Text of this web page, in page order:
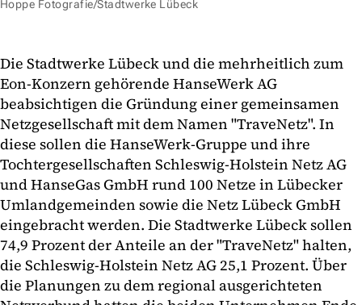
Hoppe Fotografie/Stadtwerke Lübeck
Die Stadtwerke Lübeck und die mehrheitlich zum
Eon-Konzern gehörende HanseWerk AG
beabsichtigen die Gründung einer gemeinsamen
Netzgesellschaft mit dem Namen "TraveNetz". In
diese sollen die HanseWerk-Gruppe und ihre
Tochtergesellschaften Schleswig-Holstein Netz AG
und HanseGas GmbH rund 100 Netze in Lübecker
Umlandgemeinden sowie die Netz Lübeck GmbH
eingebracht werden. Die Stadtwerke Lübeck sollen
74,9 Prozent der Anteile an der "TraveNetz" halten,
die Schleswig-Holstein Netz AG 25,1 Prozent. Über
die Planungen zu dem regional ausgerichteten